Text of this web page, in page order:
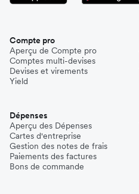
Compte pro
Aperçu de Compte pro
Comptes multi-devises
Devises et virements
Yield
Dépenses
Aperçu des Dépenses
Cartes d'entreprise
Gestion des notes de frais
Paiements des factures
Bons de commande